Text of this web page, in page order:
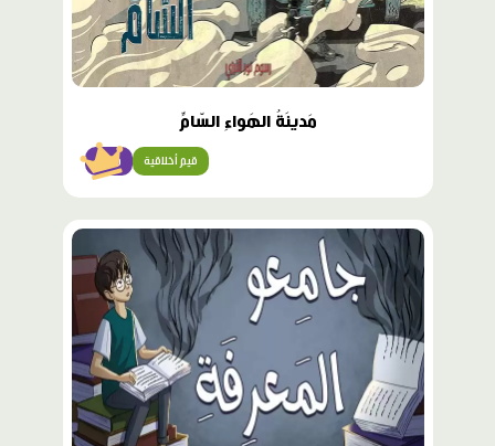
مَدينَةُ الهَواءِ السّامِّ
متقن قيم أخلاقية
محتوى
مميّز